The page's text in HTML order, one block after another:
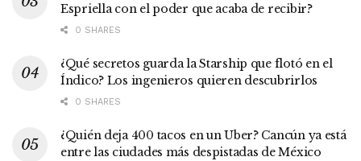
Espriella con el poder que acaba de recibir?
0 SHARES
¿Qué secretos guarda la Starship que flotó en el
Índico? Los ingenieros quieren descubrirlos
0 SHARES
¿Quién deja 400 tacos en un Uber? Cancún ya está
entre las ciudades más despistadas de México